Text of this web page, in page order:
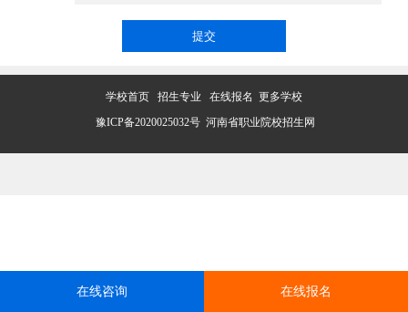
学校首页 招生专业 在线报名 更多学校
豫ICP备2020025032号 河南省职业院校招生网
在线咨询 在线报名